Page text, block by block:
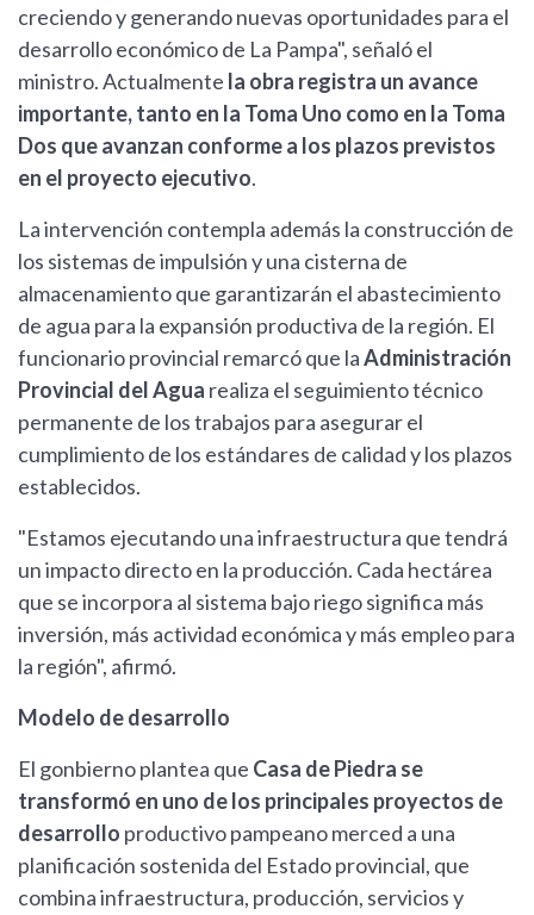
creciendo y generando nuevas oportunidades para el
desarrollo económico de La Pampa", señaló el
ministro. Actualmente la obra registra un avance
importante, tanto en la Toma Uno como en la Toma
Dos que avanzan conforme a los plazos previstos
en el proyecto ejecutivo.
La intervención contempla además la construcción de
los sistemas de impulsión y una cisterna de
almacenamiento que garantizarán el abastecimiento
de agua para la expansión productiva de la región. El
funcionario provincial remarcó que laAdministración
Provincial del Agua realiza el seguimiento técnico
permanente de los trabajos para asegurar el
cumplimiento de los estándares de calidad y los plazos
establecidos.
"Estamos ejecutando una infraestructura que tendrá
un impacto directo en la producción. Cada hectárea
que se incorpora al sistema bajo riego significa más
inversión, más actividad económica y más empleo para
la región", afirmó.
Modelo de desarrollo
El gonbierno plantea que Casa de Piedra se
transformó en uno de los principales proyectos de
desarrollo productivo pampeano merced a una
planificación sostenida del Estado provincial, que
combina infraestructura, producción, servicios y